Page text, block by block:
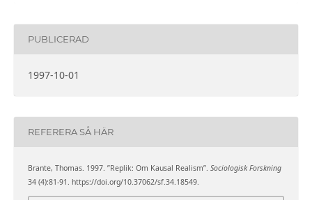
PUBLICERAD
1997-10-01
REFERERA SÅ HÄR
Brante, Thomas. 1997. ”Replik: Om Kausal Realism”. Sociologisk Forskning
34 (4):81-91. https://doi.org/10.37062/sf.34.18549.